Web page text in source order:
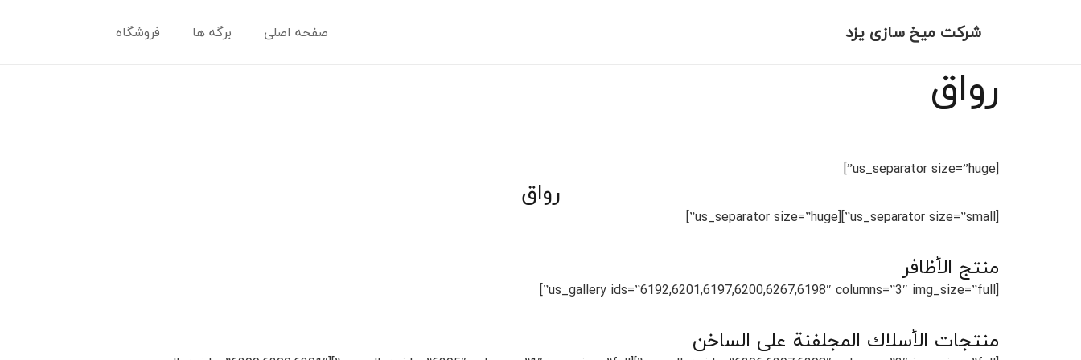
شرکت میخ سازی یزد صفحه اصلی برگه ها فروشگاه
رواق
[us_separator size=”huge”]
رواق
[us_separator size=”small”][us_separator size=”huge”]
منتج الأظافر
[us_gallery ids=”6192,6201,6197,6200,6267,6198″ columns=”3″ img_size=”full”]
منتجات الأسلاك المجلفنة على الساخن